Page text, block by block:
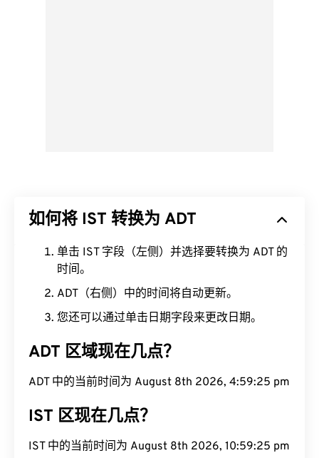
如何将 IST 转换为 ADT
单击 IST 字段（左侧）并选择要转换为 ADT 的
时间。
ADT（右侧）中的时间将自动更新。
您还可以通过单击日期字段来更改日期。
ADT 区域现在几点？
ADT 中的当前时间为 August 8th 2026, 4:59:26 pm
IST 区现在几点？
IST 中的当前时间为 August 8th 2026, 10:59:26 pm